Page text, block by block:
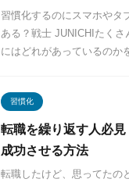
習慣化するのにスマホやタ
ある？戦士 JUNICHIたく
にはどれがあっているの
習慣化
転職を繰り返す人必
成功させる方法
転職したけど、思ってたの